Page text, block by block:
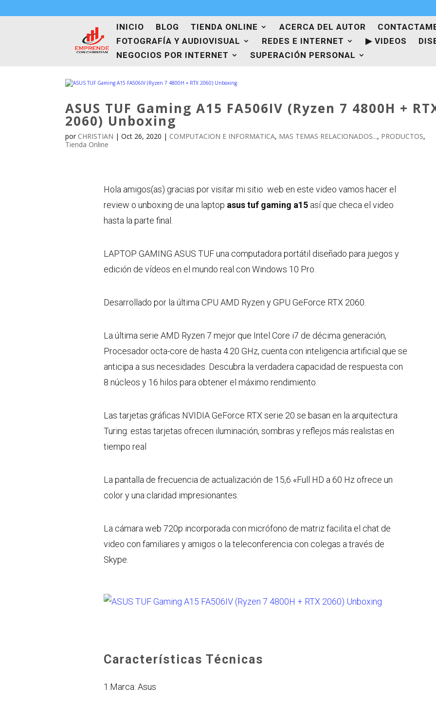
INICIO BLOG TIENDA ONLINE ACERCA DEL AUTOR
FOTOGRAFÍA Y AUDIOVISUAL
REDES E INTERNET ▶ VIDEOS
NEGOCIOS POR INTERNET
SUPERACIÓN PERSONAL
ASUS TUF Gaming A15 FA506IV (Ryzen 7 4800H +
2060) Unboxing
por CHRISTIAN |Oct 26, 2020 | COMPUTACION E INFORMATICA, MAS TEMAS RELACIONADOS..., PRODUCTOS,
Tienda Online
Hola amigos(as) gracias por visitar mi sitio web en este video vamos hacer el
review o unboxing de una laptop asus tuf gaming a15así que checa el video
hasta la parte final.
LAPTOP GAMING ASUS TUF una computadora portátil diseñado para juegos y
edición de vídeos en el mundo real con Windows 10 Pro.
Desarrollado por la última CPU AMD Ryzen y GPU GeForce RTX 2060.
La última serie AMD Ryzen 7 mejor que Intel Core i7 de décima generación,
Procesador octa-core de hasta 4.20 GHz, cuenta con inteligencia artificial que se
anticipa a sus necesidades. Descubra la verdadera capacidad de respuesta con
8 núcleos y 16 hilos para obtener el máximo rendimiento.
Las tarjetas gráficas NVIDIA GeForce RTX serie 20 se basan en la arquitectura
Turing. estas tarjetas ofrecen iluminación, sombras y reflejos más realistas en
tiempo real
La pantalla de frecuencia de actualización de 15,6 «Full HD a 60 Hz ofrece un
color y una claridad impresionantes.
La cámara web 720p incorporada con micrófono de matriz facilita el chat de
video con familiares y amigos o la teleconferencia con colegas a través de
Skype.
Características Técnicas
1.Marca: Asus